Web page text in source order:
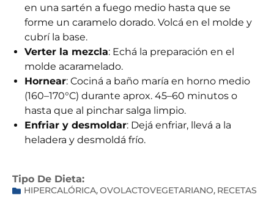
en una sartén a fuego medio hasta que se
forme un caramelo dorado. Volcá en el molde y
cubrí la base.
Verter la mezcla: Echá la preparación en el
molde acaramelado.
Hornear: Cociná a baño maría en horno medio
(160–170°C) durante aprox. 45–60 minutos o
hasta que al pinchar salga limpio.
Enfriar y desmoldar: Dejá enfriar, llevá a la
heladera y desmoldá frío.
Tipo De Dieta:
HIPERCALÓRICA,OVOLACTOVEGETARIANO, RECETAS